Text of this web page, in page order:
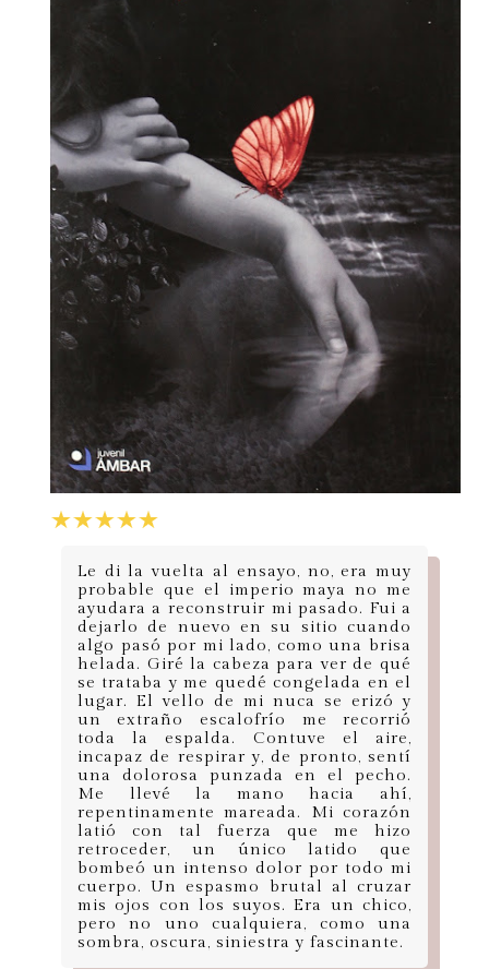
Le di la vuelta al ensayo, no, era muy
probable que el imperio maya no me
ayudara a reconstruir mi pasado. Fui a
dejarlo de nuevo en su sitio cuando
algo pasó por mi lado, como una brisa
helada. Giré la cabeza para ver de qué
se trataba y me quedé congelada en el
lugar. El vello de mi nuca se erizó y
un extraño escalofrío me recorrió
toda la espalda. Contuve el aire,
incapaz de respirar y, de pronto, sentí
una dolorosa punzada en el pecho.
Me llevé la mano hacia ahí,
repentinamente mareada. Mi corazón
latió con tal fuerza que me hizo
retroceder, un único latido que
bombeó un intenso dolor por todo mi
cuerpo. Un espasmo brutal al cruzar
mis ojos con los suyos. Era un chico,
pero no uno cualquiera, como una
sombra, oscura, siniestra y fascinante.